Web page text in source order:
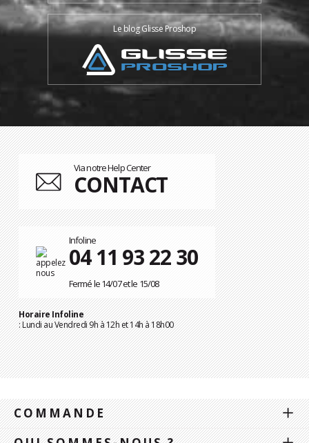
Le blog Glisse Proshop
Via notre Help Center
CONTACT
Infoline
04 11 93 22 30
Fermé le 14/07 et le 15/08
Horaire Infoline
: Lundi au Vendredi 9h à 12h et 14h à 18h00
COMMANDE